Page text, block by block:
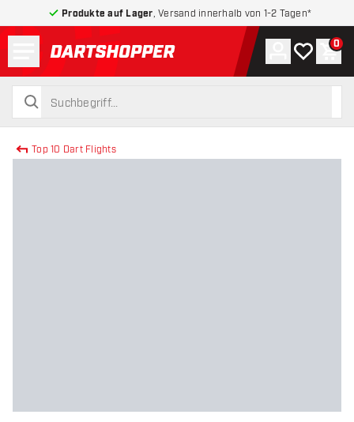
Produkte auf Lager , Versand innerhalb von 1-2 Tagen*
zurück zur Startseite
suchen
suchen
Konto
Meine 0
Top 10 Dart Flights